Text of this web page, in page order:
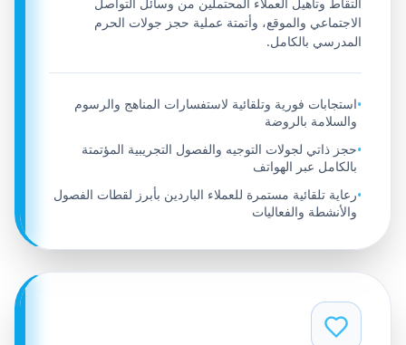
الاجتماعي والموقع، وأتمتة عملية حجز جولات الحرم
المدرسي بالكامل.
•استجابات فورية وتلقائية لاستفسارات المناهج والرسوم
والسلامة بالروضة
•حجز ذاتي لجولات التوجيه والفصول التجريبية المؤتمتة
بالكامل عبر الهواتف
•رعاية تلقائية مستمرة للعملاء الباردين بأبرز لقطات الفصول
والأنشطة والفعاليات